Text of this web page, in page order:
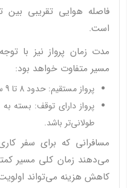
فاصله هوایی تقریبی
است.
مدت زمان پرواز نیز با
مسیر متفاوت خواهد بود:
پرواز مستقیم: حدود 8 تا 9 ساعت
پرواز دارای توقف: بسته
طولانی‌تر باشد.
مسافرانی که برای سفر
می‌دهند زمان کلی مسیر
کاهش هزینه می‌تواند اولویت